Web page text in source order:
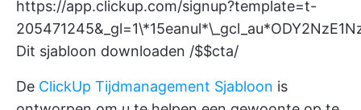
https://app.clickup.com/signup?template=t-
Dit sjabloon downloaden /$$cta/
De ClickUp Tijdmanagement Sjabloon is